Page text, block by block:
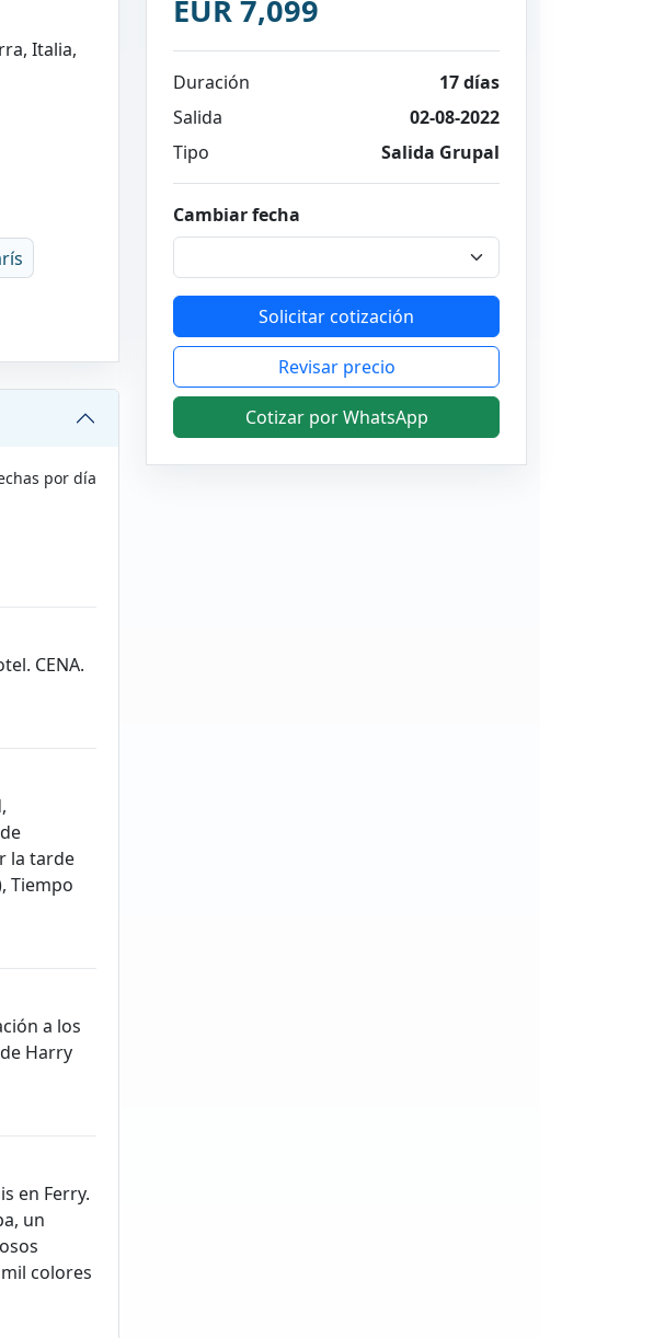
Italia,
por día
CENA.
la tarde
Tiempo
a los
Harry
en Ferry.
un
colores
EUR 7,099
Duración
17 días
Salida
02-08-2022
Tipo
Salida Grupal
Cambiar fecha
Solicitar cotización
Revisar precio
Cotizar por WhatsApp